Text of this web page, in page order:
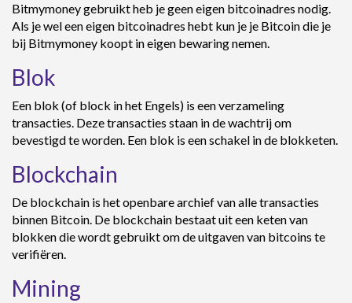
Bitmymoney gebruikt heb je geen eigen bitcoinadres nodig.
Als je wel een eigen bitcoinadres hebt kun je je Bitcoin die je
bij Bitmymoney koopt in eigen bewaring nemen.
Blok
Een blok (of block in het Engels) is een verzameling
transacties. Deze transacties staan in de wachtrij om
bevestigd te worden. Een blok is een schakel in de blokketen.
Blockchain
De blockchain is het openbare archief van alle transacties
binnen Bitcoin. De blockchain bestaat uit een keten van
blokken die wordt gebruikt om de uitgaven van bitcoins te
verifiëren.
Mining